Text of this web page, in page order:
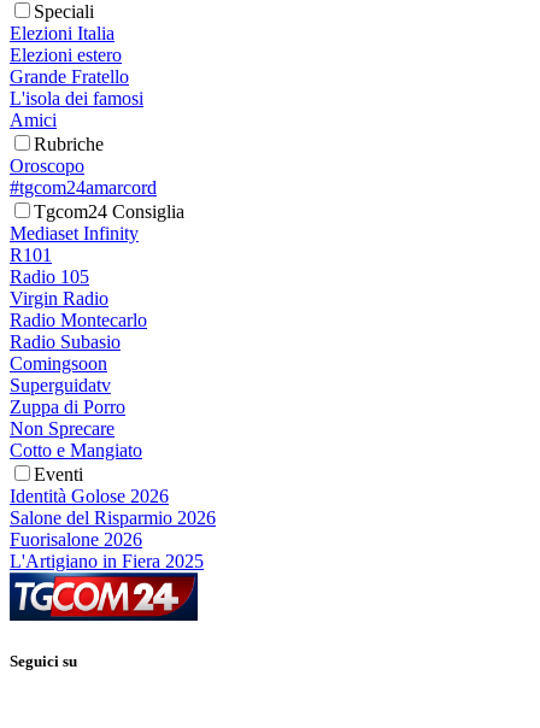
Speciali
Elezioni Italia
Elezioni estero
Grande Fratello
L'isola dei famosi
Amici
Rubriche
Oroscopo
#tgcom24amarcord
Tgcom24 Consiglia
Mediaset Infinity
R101
Radio 105
Virgin Radio
Radio Montecarlo
Radio Subasio
Comingsoon
Superguidatv
Zuppa di Porro
Non Sprecare
Cotto e Mangiato
Eventi
Identità Golose 2026
Salone del Risparmio 2026
Fuorisalone 2026
L'Artigiano in Fiera 2025
Seguici su